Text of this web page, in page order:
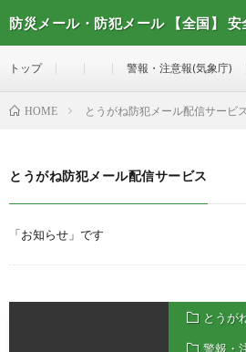
防災メール・防犯メール 【全国】 安
トップ 警報・注意報(気象庁)
HOME とうがね防犯メール配信サービ
とうがね防犯メール配信サービス
「お知らせ」です
とうが
警報・